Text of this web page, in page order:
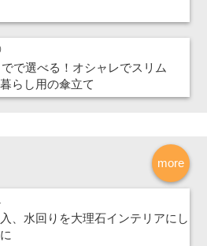
で選べる！オシャレでスリム
らし用の傘立て
more
、水回りを大理石インテリアにし